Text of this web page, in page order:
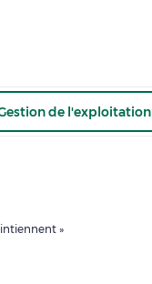
de l'exploitation
»